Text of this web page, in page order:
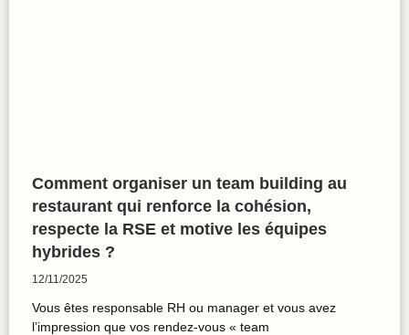
Comment organiser un team building au
restaurant qui renforce la cohésion,
respecte la RSE et motive les équipes
hybrides ?
12/11/2025
Vous êtes responsable RH ou manager et vous avez
l’impression que vos rendez‑vous « team